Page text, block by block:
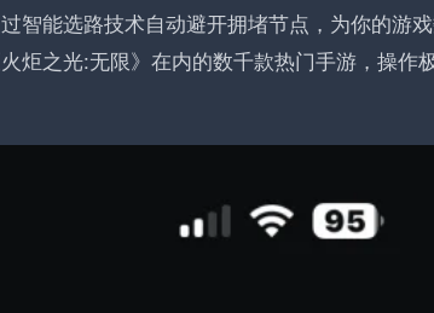
智能选路技术自动避开拥堵节点，为你的游
炬之光:无限》在内的数千款热门手游，操作